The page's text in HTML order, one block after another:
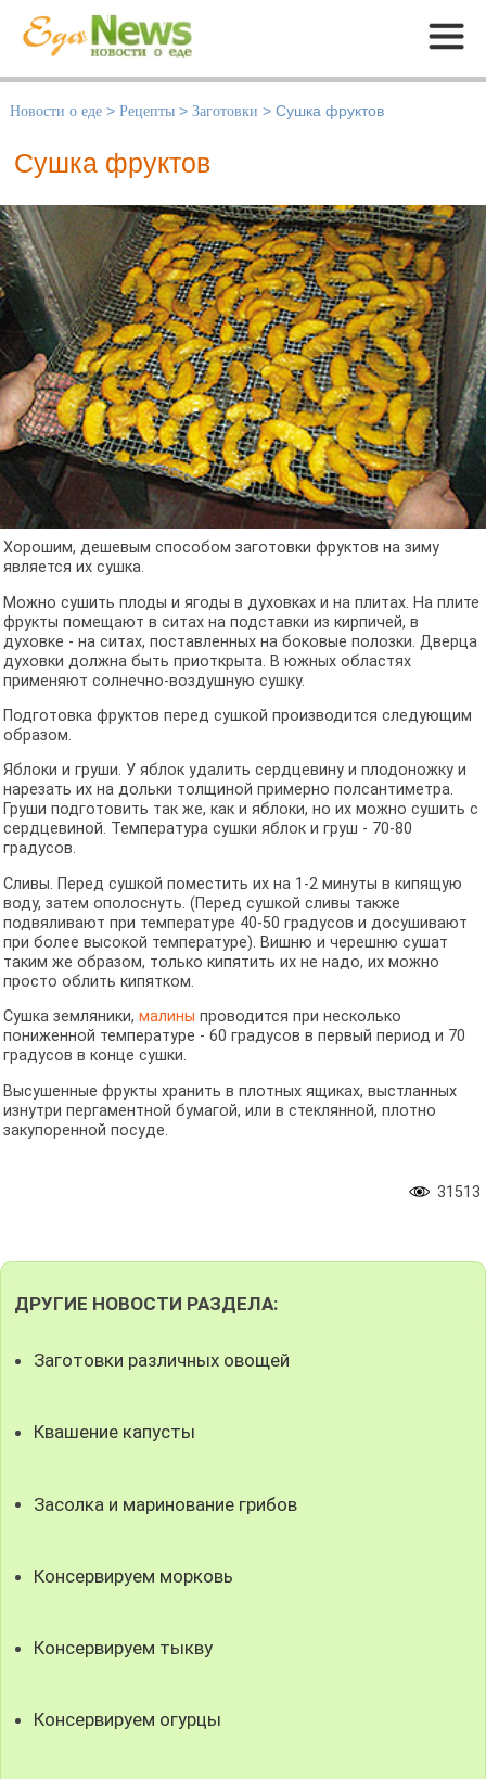
Меню
Новости о еде > Рецепты > Заготовки > Сушка фруктов
Сушка фруктов
Хорошим, дешевым способом заготовки фруктов на зиму
является их сушка.
Можно сушить плоды и ягоды в духовках и на плитах. На плите
фрукты помещают в ситах на подставки из кирпичей, в
духовке - на ситах, поставленных на боковые полозки. Дверца
духовки должна быть приоткрыта. В южных областях
применяют солнечно-воздушную сушку.
Подготовка фруктов перед сушкой производится следующим
образом.
Яблоки и груши. У яблок удалить сердцевину и плодоножку и
нарезать их на дольки толщиной примерно полсантиметра.
Груши подготовить так же, как и яблоки, но их можно сушить с
сердцевиной. Температура сушки яблок и груш - 70-80
градусов.
Сливы. Перед сушкой поместить их на 1-2 минуты в кипящую
воду, затем ополоснуть. (Перед сушкой сливы также
подвяливают при температуре 40-50 градусов и досушивают
при более высокой температуре). Вишню и черешню сушат
таким же образом, только кипятить их не надо, их можно
просто облить кипятком.
Сушка земляники, малины проводится при несколько
пониженной температуре - 60 градусов в первый период и 70
градусов в конце сушки.
Высушенные фрукты хранить в плотных ящиках, выстланных
изнутри пергаментной бумагой, или в стеклянной, плотно
закупоренной посуде.
31513
ДРУГИЕ НОВОСТИ РАЗДЕЛА:
Заготовки различных овощей
Квашение капусты
Засолка и маринование грибов
Консервируем морковь
Консервируем тыкву
Консервируем огурцы